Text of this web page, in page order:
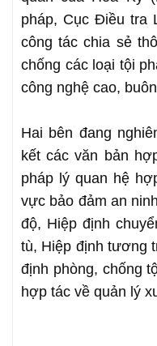
pháp, Cục Điều tra
công tác chia sẻ
chống các loại tội
công nghệ cao,
Hai bên đang
kết các văn bản
pháp lý quan hệ
vực bảo đảm an
độ, Hiệp định
tù, Hiệp định tương
định phòng, chống
hợp tác về quản lý